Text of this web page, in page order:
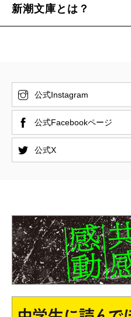
新潮文庫とは？
公式Instagram
公式Facebookページ
公式X